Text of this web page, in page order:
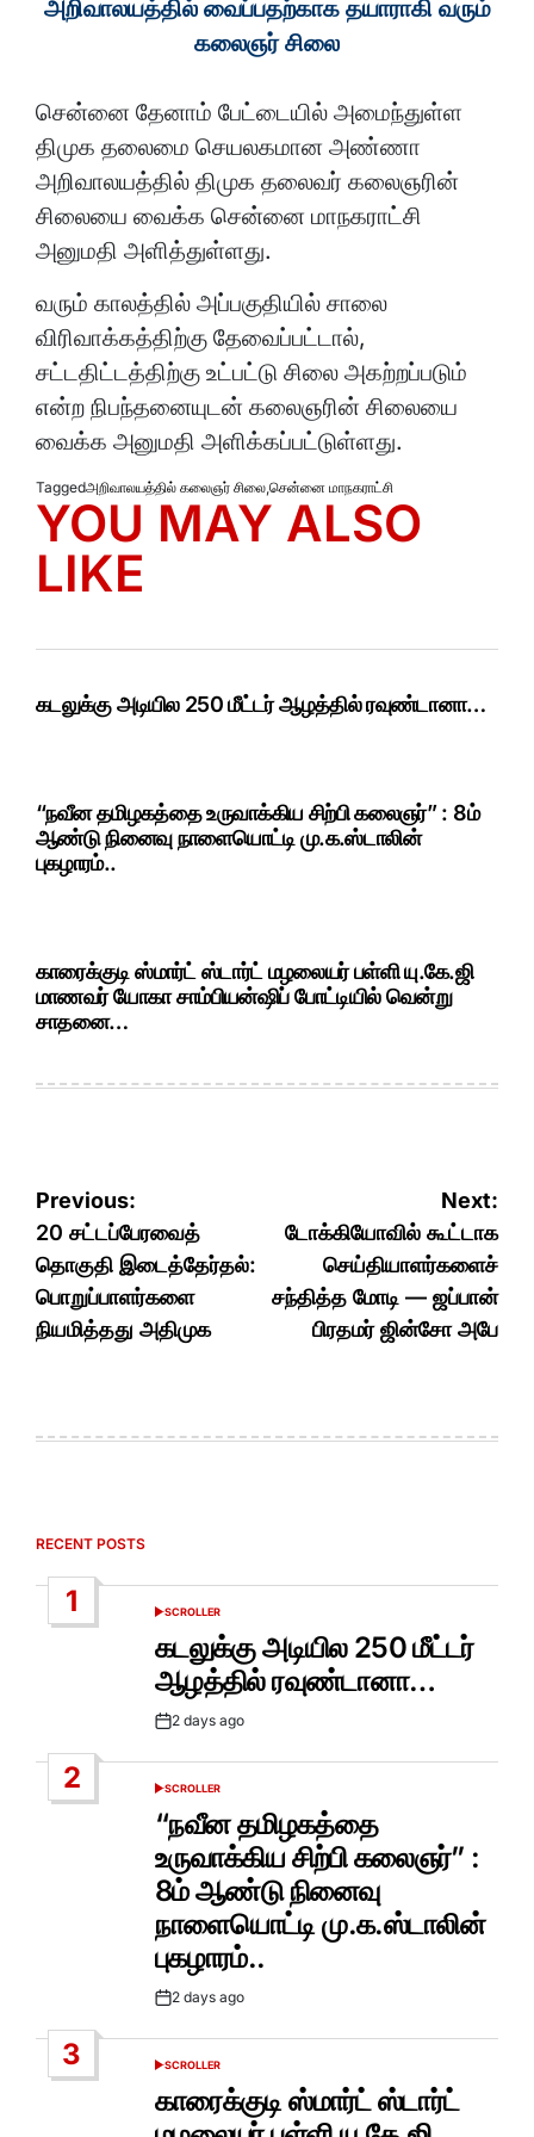
அறிவாலயத்தில் வைப்பதற்காக தயாராகி வரும்
கலைஞர் சிலை
சென்னை தேனாம் பேட்டையில் அமைந்துள்ள
திமுக தலைமை செயலகமான அண்ணா
அறிவாலயத்தில் திமுக தலைவர் கலைஞரின்
சிலையை வைக்க சென்னை மாநகராட்சி
அனுமதி அளித்துள்ளது.
வரும் காலத்தில் அப்பகுதியில் சாலை
விரிவாக்கத்திற்கு தேவைப்பட்டால்,
சட்டதிட்டத்திற்கு உட்பட்டு சிலை அகற்றப்படும்
என்ற நிபந்தனையுடன் கலைஞரின் சிலையை
வைக்க அனுமதி அளிக்கப்பட்டுள்ளது.
Taggedஅறிவாலயத்தில் கலைஞர் சிலை சென்னை மாநகராட்சி
YOU MAY ALSO
LIKE
கடலுக்கு அடியில 250 மீட்டர் ஆழத்தில் ரவுண்டானா…
“நவீன தமிழகத்தை உருவாக்கிய சிற்பி கலைஞர்” : 8ம்
ஆண்டு நினைவு நாளையொட்டி மு.க.ஸ்டாலின்
புகழாரம்..
காரைக்குடி ஸ்மார்ட் ஸ்டார்ட் மழலையர் பள்ளி யு.கே.ஜி
மாணவர் யோகா சாம்பியன்ஷிப் போட்டியில் வென்று
சாதனை…
Post
navigation
Previous:
20 சட்டப்பேரவைத்
தொகுதி இடைத்தேர்தல்:
பொறுப்பாளர்களை
நியமித்தது அதிமுக
Next:
டோக்கியோவில் கூட்டாக
செய்தியாளர்களைச்
சந்தித்த மோடி — ஜப்பான்
பிரதமர் ஜின்சோ அபே
RECENT POSTS
1
POSTED
SCROLLER
கடலுக்கு அடியில 250 மீட்டர்
ஆழத்தில் ரவுண்டானா…
Post2 days ago
2
POSTED
SCROLLER
“நவீன தமிழகத்தை
உருவாக்கிய சிற்பி கலைஞர்” :
8ம் ஆண்டு நினைவு
நாளையொட்டி மு.க.ஸ்டாலின்
புகழாரம்..
Post2 days ago
3
POSTED
SCROLLER
காரைக்குடி ஸ்மார்ட் ஸ்டார்ட்